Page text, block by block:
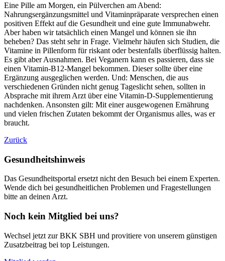
Eine Pille am Morgen, ein Pülverchen am Abend:
Nahrungsergänzungsmittel und Vitaminpräparate versprechen einen
positiven Effekt auf die Gesundheit und eine gute Immunabwehr.
Aber haben wir tatsächlich einen Mangel und können sie ihn
beheben? Das steht sehr in Frage. Vielmehr häufen sich Studien, die
Vitamine in Pillenform für riskant oder bestenfalls überflüssig halten.
Es gibt aber Ausnahmen. Bei Veganern kann es passieren, dass sie
einen Vitamin-B12-Mangel bekommen. Dieser sollte über eine
Ergänzung ausgeglichen werden. Und: Menschen, die aus
verschiedenen Gründen nicht genug Tageslicht sehen, sollten in
Absprache mit ihrem Arzt über eine Vitamin-D-Supplementierung
nachdenken. Ansonsten gilt: Mit einer ausgewogenen Ernährung
und vielen frischen Zutaten bekommt der Organismus alles, was er
braucht.
Zurück
Gesundheitshinweis
Das Gesundheitsportal ersetzt nicht den Besuch bei einem Experten.
Wende dich bei gesundheitlichen Problemen und Fragestellungen
bitte an deinen Arzt.
Noch kein Mitglied bei uns?
Wechsel jetzt zur BKK SBH und provitiere von unserem günstigen
Zusatzbeitrag bei top Leistungen.